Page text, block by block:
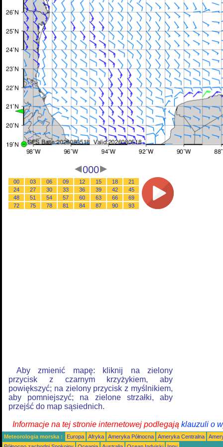
000
00 03 06 09 12 15 18
21
24
27 30 33 36 39 42
45
48
51 54 57 60 63 66
69
72
75 78 81 84 87 90 93
Aby zmienić mapę: kliknij na zielony
przycisk z czarnym krzyżykiem, aby
powiększyć; na zielony przycisk z myślnikiem,
aby pomniejszyć; na zielone strzałki, aby
przejść do map sąsiednich.
Informacje na tej stronie internetowej podlegają klauzuli o
Meteorologia morska : Europa Afryka Ameryka Północna Ameryka Centralna